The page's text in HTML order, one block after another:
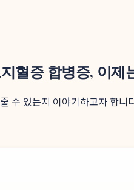
혈증 합병증, 이제
수 있는지 이야기하고자 합니